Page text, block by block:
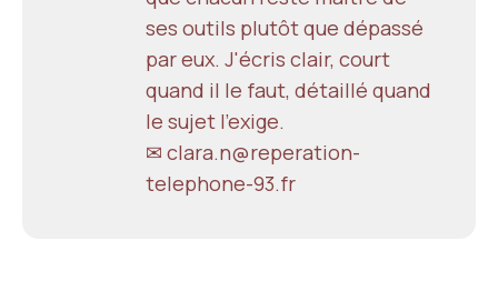
ses outils plutôt que dépassé
par eux. J'écris clair, court
quand il le faut, détaillé quand
le sujet l'exige.
✉ clara.n@reperation-
telephone-93.fr